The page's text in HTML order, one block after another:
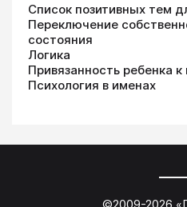
Список позитивных тем
Переключение
состояния
Логика
Привязанность ребенка к
Психология в именах